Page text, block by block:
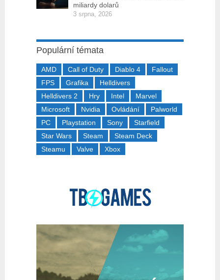
miliardy dolarů
3 srpna, 2026
Populární témata
AMD Call of Duty Diablo 4
Fallout
FPS
Grafika
Helldivers
Helldivers 2
Hry Intel
Marvel
Microsoft
Nvidia Ovládání
Palworld
PC
Playstation Sony
Starfield
Star Wars
Steam
Steam Deck
Steamu
Valve Xbox